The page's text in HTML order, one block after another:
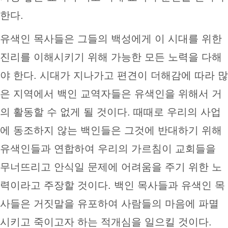
한다.
유색인 목사들은 그들의 백성에게 이 시대를 위한
진리를 이해시키기 위해 가능한 모든 노력을 다해
야 한다. 시대가 지나가고 편견이 더해감에 따라 많
은 지역에서 백인 교역자들은 유색인을 위해서 거
의 활동할 수 없게 될 것이다. 때때로 우리의 사업
에 동조하지 않는 백인들은 그것에 반대하기 위해
유색인들과 연합하여 우리의 가르침이 교회들을
무너뜨리고 안식일 문제에 어려움을 주기 위한 노
력이라고 주장할 것이다. 백인 목사들과 유색인 목
사들은 거짓말을 유포하여 사람들의 마음에 파멸
시키고 죽이고자 하는 적개심을 일으킬 것이다.